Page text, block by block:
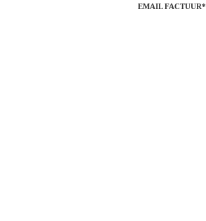
EMAIL FACTUUR*